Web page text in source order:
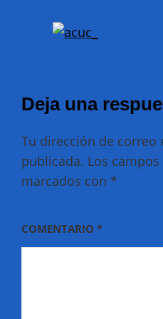
Deja una
Tu dirección de correo
publicada. Los
marcados con *
COMENTARIO *